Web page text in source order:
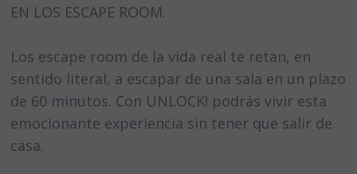
EN LOS ESCAPE ROOM.
Los escape room de la vida real te retan, en
sentido literal, a escapar de una sala en un plazo
de 60 minutos. Con UNLOCK! podrás vivir esta
emocionante experiencia sin tener que salir de
casa.